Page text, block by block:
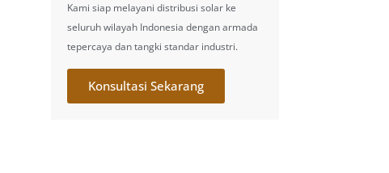
Kami siap melayani distribusi solar ke
seluruh wilayah Indonesia dengan armada
tepercaya dan tangki standar industri.
Konsultasi Sekarang